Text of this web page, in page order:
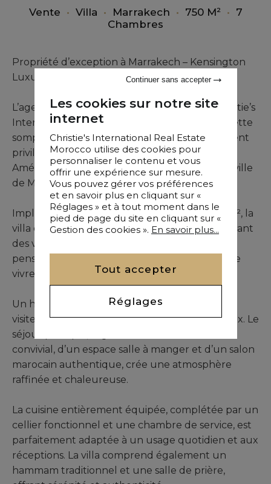
Vente • Villa • Marrakech • 750 M² • 7
Chambres
Propriété d’exception à Marrakech – Kensington
Luxury Properties / Christie’s
L’agence Kensington Luxury Properties – Christie’s
International Real Estate Morocco présente cette
somptueuse villa, située dans un environnement
privilégié, à deux pas de la route de l’École
Américaine et à quelques minutes du centre-ville
de Marrakech.
Implantée sur un terrain paysager de 2 800 m², la
villa développe près de 800 m² habitables, offrant
des volumes généreux et une architecture
pensée pour concilier confort, intimité et art de
vivre.
Un hall de réception spacieux accueille les
visiteurs et mène à des espaces de vie lumineux. Le
séjour principal, organisé autour d’un salon
convivial, d’un espace salle à manger et d’un salon
marocain authentique, crée une atmosphère
raffinée et chaleureuse.
La cuisine entièrement équipée, complétée par un
cellier fonctionnel et une chambre de service, est
parfaitement adaptée à un usage quotidien et aux
réceptions. La villa comprend également un
hammam traditionnel et une salle de prière,
Les cookies sur notre site
internet
Christie's International Real Estate
Morocco utilise des cookies pour
personnaliser le contenu et vous
offrir une expérience sur mesure.
Vous pouvez gérer vos préférences
et en savoir plus en cliquant sur «
Réglages » et à tout moment dans le
pied de page du site en cliquant sur «
Gestion des cookies ». En savoir plus...
Tout accepter
Réglages
Continuer sans accepter